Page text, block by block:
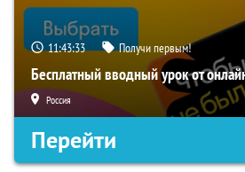
11:43:32 Получи первым!
Бесплатный вводный урок от
Россия
Перейти